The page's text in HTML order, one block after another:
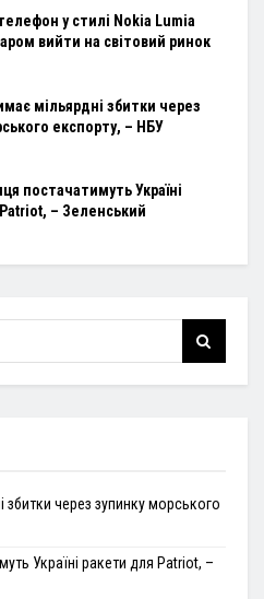
у стилі Nokia Lumia
вийти на світовий ринок
мільярдні збитки через
експорту, – НБУ
постачатимуть Україні
– Зеленський
збитки через зупинку морського
Україні ракети для Patriot, –